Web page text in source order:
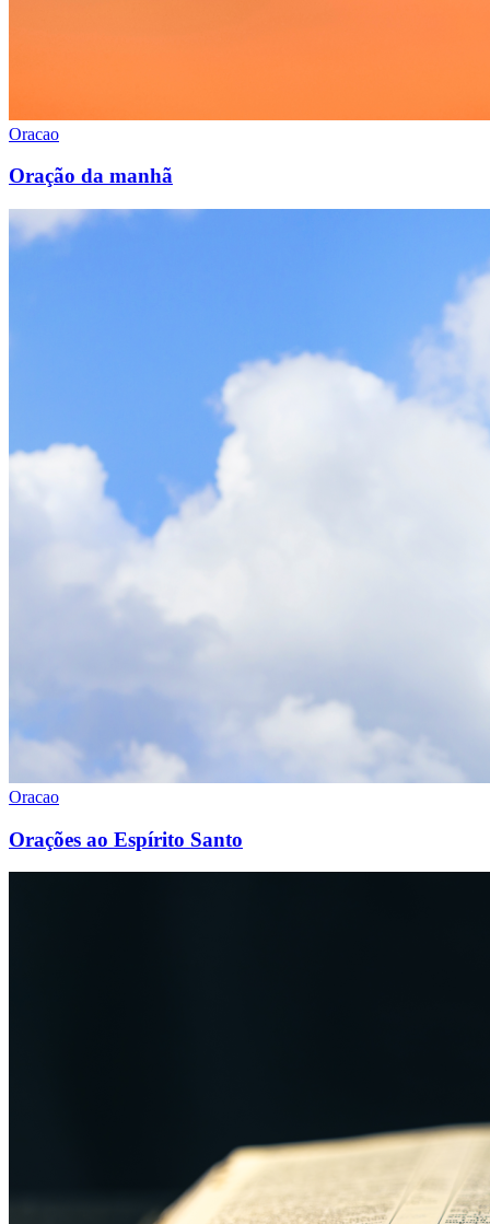
Oracao
Oração da manhã
Oracao
Orações ao Espírito Santo